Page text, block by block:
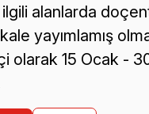
ilgili alanlarda
yayımlamış
olarak 15 Ocak -